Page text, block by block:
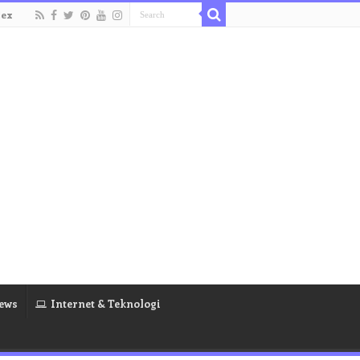
Internet & Teknologi